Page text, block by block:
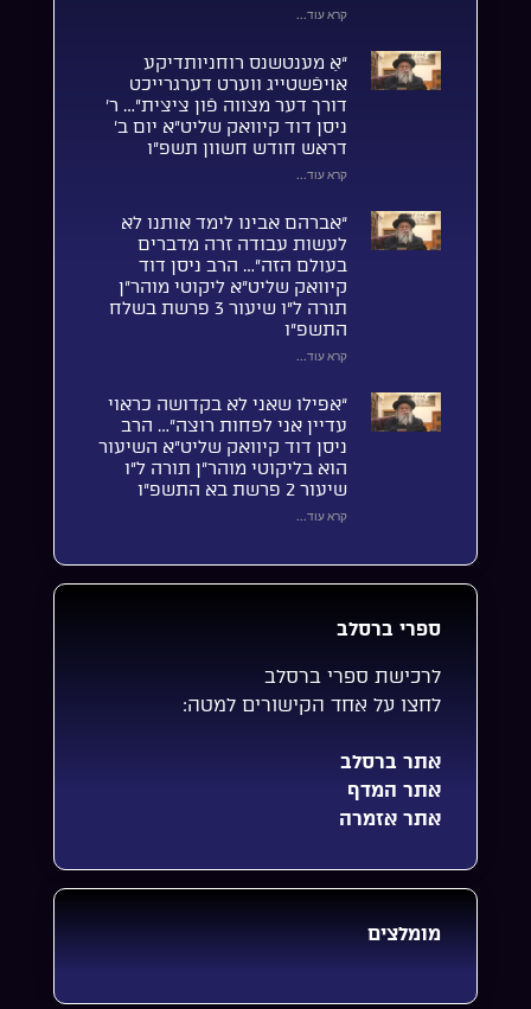
קרא עוד...
“אַ מענטשנס רוחניותדיקע
אויפֿשטייג ווערט דערגרייכט
דורך דער מצווה פֿון ציצית”… ר’
ניסן דוד קיוואק שליט”א יום ב’
דראש חודש חשוון תשפ”ו
קרא עוד...
“אברהם אבינו לימד אותנו לא
לעשות עבודה זרה מדברים
בעולם הזה”… הרב ניסן דוד
קיוואק שליט”א ליקוטי מוהר”ן
תורה ל”ו שיעור 3 פרשת בשלח
התשפ”ו
קרא עוד...
“אפילו שאני לא בקדושה כראוי
עדיין אני לפחות רוצה”… הרב
ניסן דוד קיוואק שליט”א השיעור
הוא בליקוטי מוהר”ן תורה ל”ו
שיעור 2 פרשת בא התשפ”ו
קרא עוד...
ספרי ברסלב
לרכישת ספרי ברסלב
לחצו על אחד הקישורים למטה:
אתר ברסלב
אתר המדף
אתר אזמרה
מומלצים